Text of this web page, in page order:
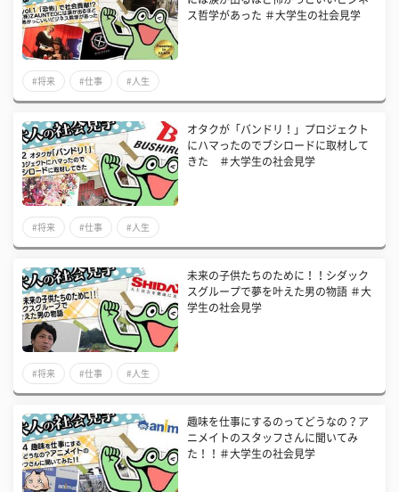
ス哲学があった ＃大学生の社会見学
#将来 #仕事 #人生
オタクが「バンドリ！」プロジェクト
にハマったのでブシロードに取材して
きた ＃大学生の社会見学
#将来 #仕事 #人生
未来の子供たちのために！！シダック
スグループで夢を叶えた男の物語 ＃大
学生の社会見学
#将来 #仕事 #人生
趣味を仕事にするのってどうなの？ア
ニメイトのスタッフさんに聞いてみ
た！！＃大学生の社会見学